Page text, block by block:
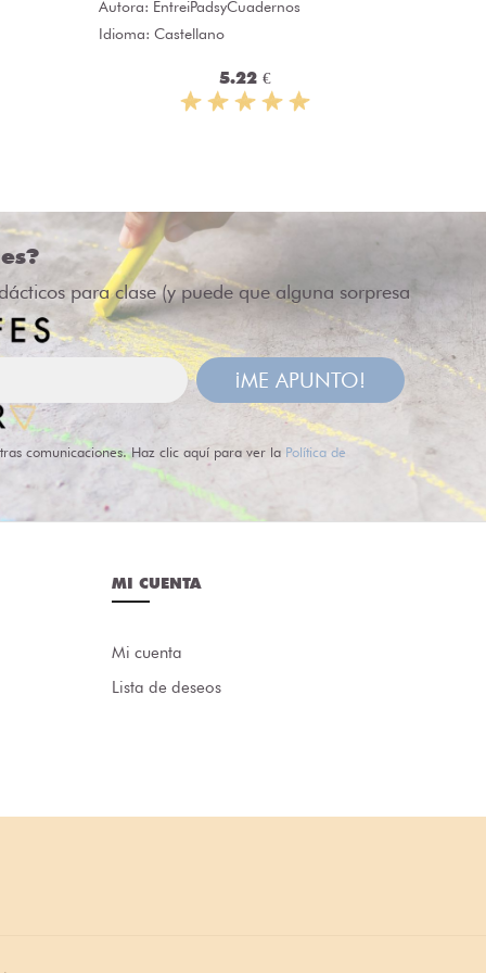
Autora: EntreiPadsyCuadernos
Idioma: Castellano
5.22 €
para clase (y puede que alguna sorpresa
¡ME APUNTO!
comunicaciones. Haz clic aquí para ver la Política de
MI CUENTA
Mi cuenta
Lista de deseos